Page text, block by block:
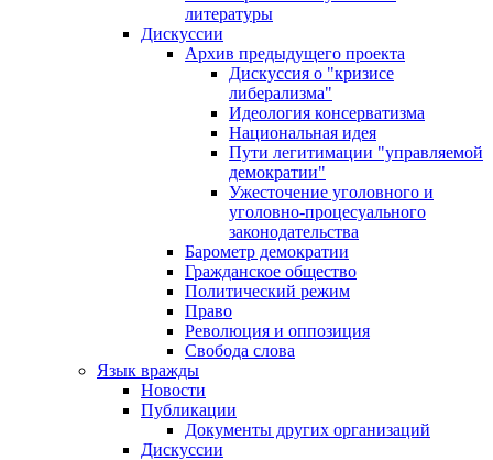
литературы
Дискуссии
Архив предыдущего проекта
Дискуссия о "кризисе
либерализма"
Идеология консерватизма
Национальная идея
Пути легитимации "управляемой
демократии"
Ужесточение уголовного и
уголовно-процесуального
законодательства
Барометр демократии
Гражданское общество
Политический режим
Право
Революция и оппозиция
Свобода слова
Язык вражды
Новости
Публикации
Документы других организаций
Дискуссии